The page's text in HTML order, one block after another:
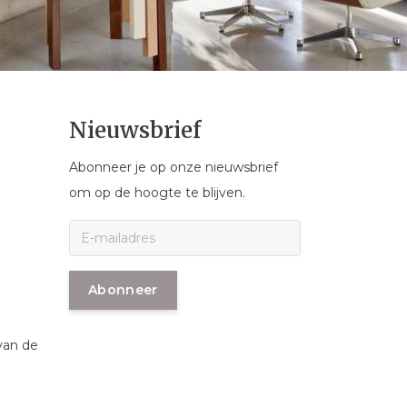
de
Nieuwsbrief
Abonneer je op onze nieuwsbrief
om op de hoogte te blijven.
Abonneer